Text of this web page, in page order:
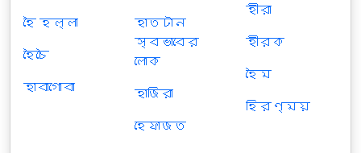
হৈ হল্লা
হৈচৈ
হাবাগোবা
হাতটান
স্বভাবের
লোক
হাজিরা
হেফাজত
হীরা
হীরক
হৈম
হিরণ্ময়